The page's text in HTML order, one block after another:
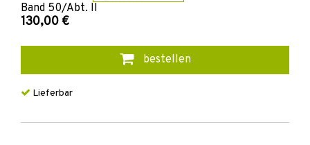
Band 50/Abt. II
130,00 €
bestellen
Lieferbar